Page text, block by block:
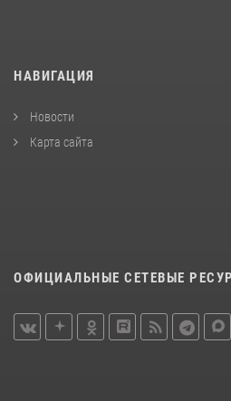
НАВИГАЦИЯ
Новости
Карта сайта
ОФИЦИАЛЬНЫЕ СЕТЕВЫЕ